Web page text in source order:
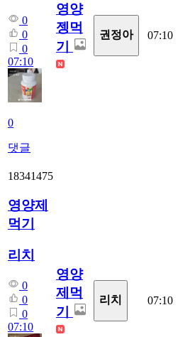
0
0
0
07:10
0
댓글
영양
젱먹
기
권정아 07:10
18341475
영양제
먹기
리치
0
0
0
07:10
영양
제먹
기
리치 07:10